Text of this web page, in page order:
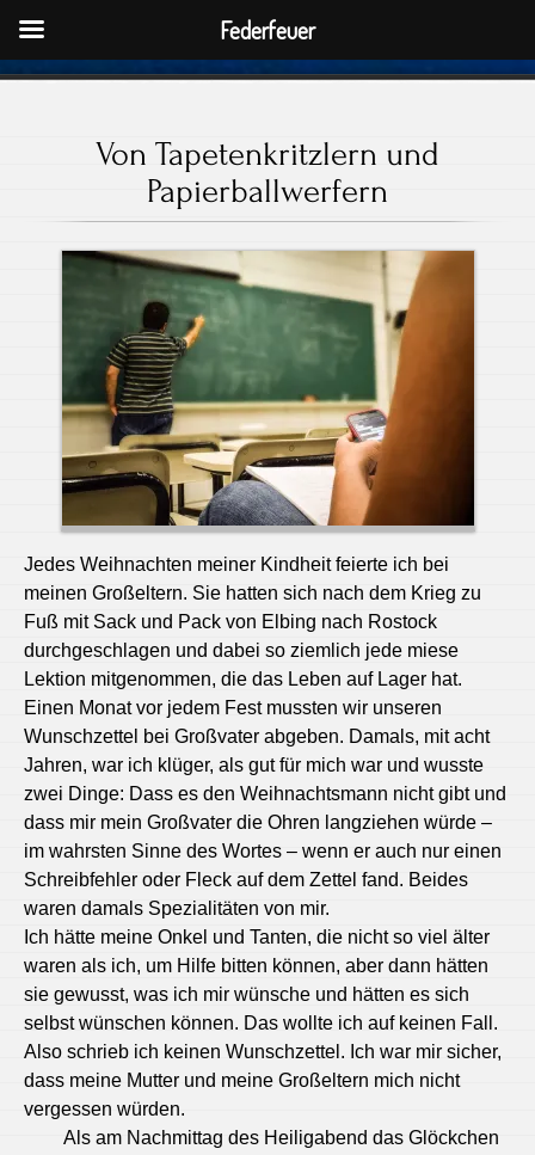
Von Tapetenkritzlern und
Papierballwerfern
Jedes Weihnachten meiner Kindheit feierte ich bei
meinen Großeltern. Sie hatten sich nach dem Krieg zu
Fuß mit Sack und Pack von Elbing nach Rostock
durchgeschlagen und dabei so ziemlich jede miese
Lektion mitgenommen, die das Leben auf Lager hat.
Einen Monat vor jedem Fest mussten wir unseren
Wunschzettel bei Großvater abgeben. Damals, mit acht
Jahren, war ich klüger, als gut für mich war und wusste
zwei Dinge: Dass es den Weihnachtsmann nicht gibt und
dass mir mein Großvater die Ohren langziehen würde –
im wahrsten Sinne des Wortes – wenn er auch nur einen
Schreibfehler oder Fleck auf dem Zettel fand. Beides
waren damals Spezialitäten von mir.
Ich hätte meine Onkel und Tanten, die nicht so viel älter
waren als ich, um Hilfe bitten können, aber dann hätten
sie gewusst, was ich mir wünsche und hätten es sich
selbst wünschen können. Das wollte ich auf keinen Fall.
Also schrieb ich keinen Wunschzettel. Ich war mir sicher,
dass meine Mutter und meine Großeltern mich nicht
vergessen würden.
Als am Nachmittag des Heiligabend das Glöckchen
Federfeuer